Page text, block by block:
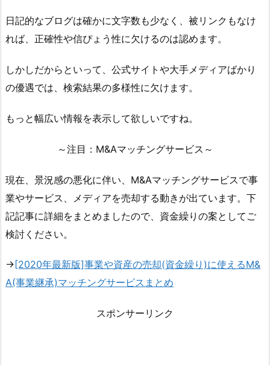
日記的なブログは確かに文字数も少なく、被リンクもなけ
れば、正確性や信ぴょう性に欠けるのは認めます。
しかしだからといって、公式サイトや大手メディアばかり
の優遇では、検索結果の多様性に欠けます。
もっと幅広い情報を表示して欲しいですね。
～注目：M&Aマッチングサービス～
現在、景況感の悪化に伴い、M&Aマッチングサービスで事
業やサービス、メディアを売却する動きが出ています。下
記記事に詳細をまとめましたので、資金繰りの案としてご
検討ください。
→ [2020年最新版]事業や資産の売却(資金繰り)に使えるM&
A(事業継承)マッチングサービスまとめ
スポンサーリンク